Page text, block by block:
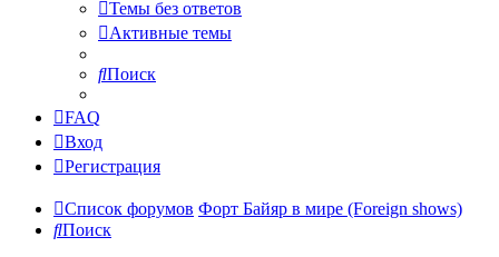
Темы без ответов
Активные темы
Поиск
FAQ
Вход
Регистрация
Список форумов Форт Байяр в мире (Foreign shows)
Поиск